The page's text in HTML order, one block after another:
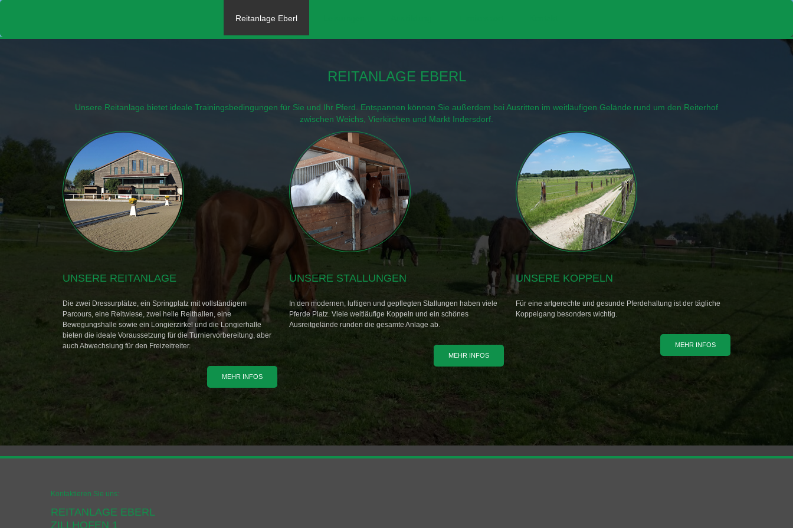
Reitanlage Eberl
REITANLAGE EBERL
Unsere Reitanlage bietet ideale Trainingsbedingungen für Sie und Ihr Pferd. Entspannen können Sie außerdem bei Ausritten im weitläufigen Gelände rund um den Reiterhof
zwischen Weichs, Vierkirchen und Markt Indersdorf.
UNSERE REITANLAGE
Die zwei Dressurplätze, ein Springplatz mit vollständigem
Parcours, eine Reitwiese, zwei helle Reithallen, eine
Bewegungshalle sowie ein Longierzirkel und die Longierhalle
bieten die ideale Voraussetzung für die Turniervorbereitung, aber
auch Abwechslung für den Freizeitreiter.
MEHR INFOS
UNSERE STALLUNGEN
In den modernen, luftigen und gepflegten Stallungen haben viele
Pferde Platz. Viele weitläufige Koppeln und ein schönes
Ausreitgelände runden die gesamte Anlage ab.
MEHR INFOS
UNSERE KOPPELN
Für eine artgerechte und gesunde Pferdehaltung ist der tägliche
Koppelgang besonders wichtig.
MEHR INFOS
Kontaktieren Sie uns:
REITANLAGE EBERL
ZILLHOFEN 1